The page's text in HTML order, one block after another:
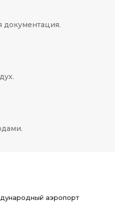
документация.
аэропорт